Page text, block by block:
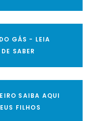
GÁS - LEIA
SABER
SAIBA AQUI
FILHOS